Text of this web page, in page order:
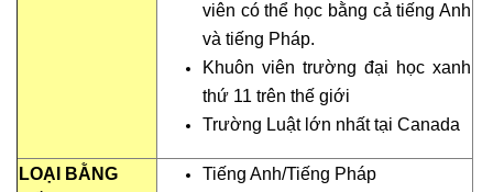
viên có thể học bằng cả tiếng Anh
và tiếng Pháp.
Khuôn viên trường đại học xanh
thứ 11 trên thế giới
Trường Luật lớn nhất tại Canada
LOẠI BẰNG
Tiếng Anh/Tiếng Pháp